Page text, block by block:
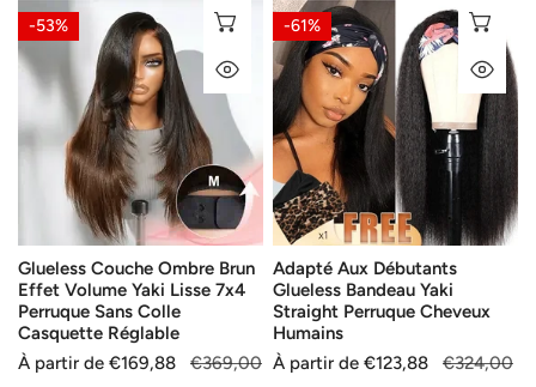
Glueless
Couche
Ombre
Brun
Effet
Volume
7x4
Perruque
Sans
Colle
Casquette
-53% SÉLECTIONNEZ LES OPTIONS
APERÇU RAPIDE
Glueless Couche Ombre Brun
Effet Volume Yaki Lisse 7x4
Perruque Sans Colle
Casquette Réglable
Prix
À partir de €169,88
Prix
€369,00
Adapté
Aux
Débutants
Glueless
Bandeau
Yaki
Straight
Perruque
Cheveux
Humains
-61%
Adapté Aux Débutants
Glueless Bandeau Yaki
Straight Perruque Cheveux
Humains
Prix
À partir de €123,88
Prix
€324,00